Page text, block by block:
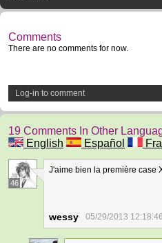
Comments
There are no comments for now.
Log-in to comment
19 Comments In Other
English
Español
46
J'aime bien la première case
wessy 05/29/2013 12:18:46